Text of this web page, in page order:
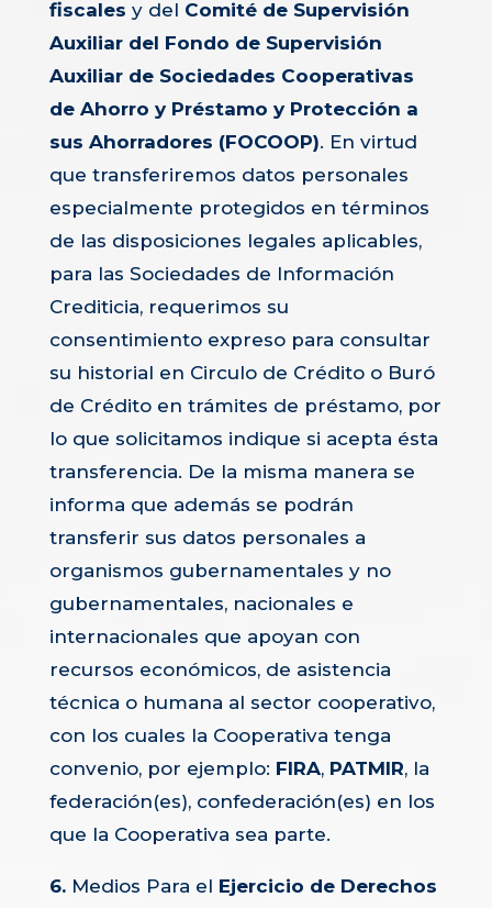
fiscales y del Comité de Supervisión
Auxiliar del Fondo de Supervisión
Auxiliar de Sociedades Cooperativas
de Ahorro y Préstamo y Protección a
sus Ahorradores (FOCOOP). En virtud
que transferiremos datos personales
especialmente protegidos en términos
de las disposiciones legales aplicables,
para las Sociedades de Información
Crediticia, requerimos su
consentimiento expreso para consultar
su historial en Circulo de Crédito o Buró
de Crédito en trámites de préstamo, por
lo que solicitamos indique si acepta ésta
transferencia. De la misma manera se
informa que además se podrán
transferir sus datos personales a
organismos gubernamentales y no
gubernamentales, nacionales e
internacionales que apoyan con
recursos económicos, de asistencia
técnica o humana al sector cooperativo,
con los cuales la Cooperativa tenga
convenio, por ejemplo: FIRA, PATMIR, la
federación(es), confederación(es) en los
que la Cooperativa sea parte.
6.Medios Para el Ejercicio de Derechos